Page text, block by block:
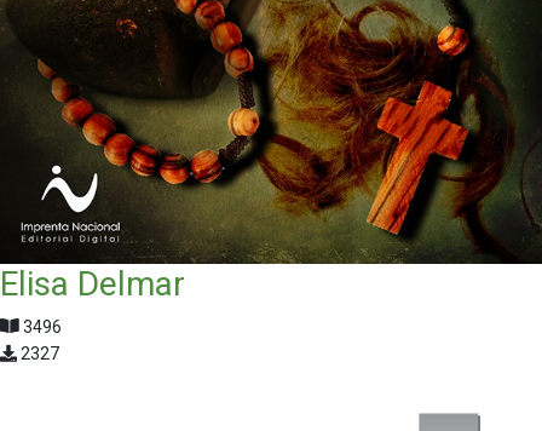
Elisa Delmar
3496
2327